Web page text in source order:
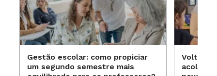
Há poucadiversidade de gêneros: crônicas,
poesiase textos teatrais não aparecem. " Éum
retrato do leitor médio, que aindanão
diversifica as obras que procura.
Mas mostra
que o hábito de visitarbibliotecas permanece
Gestão escolar: como propiciar
um segundo semestre mais
Volta às